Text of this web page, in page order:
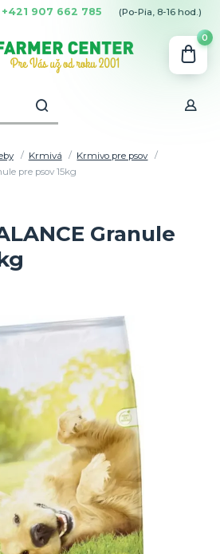
907 662 785 (Po-Pia, 8-16 hod.)
0
Krmivá
Krmivo pre psov
pre psov 15kg
Granule